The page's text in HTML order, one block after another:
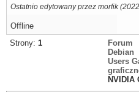
Ostatnio edytowany przez morfik
Offline
Strony: 1
Forum
Debian
Users
NVIDIA